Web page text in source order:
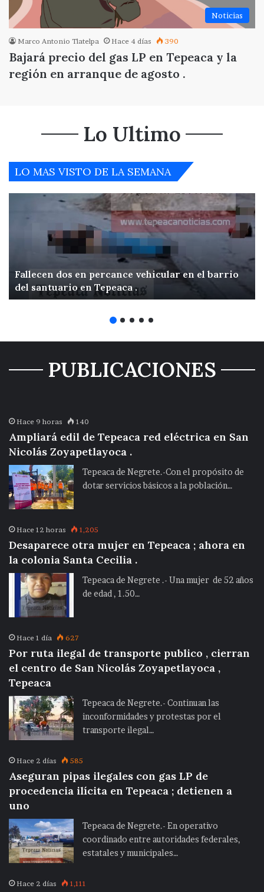
Noticias
Marco Antonio Tlatelpa Hace 4 días 390
Bajará precio del gas LP en Tepeaca y la
región en arranque de agosto .
Lo Ultimo
LO MAS VISTO DE LA SEMANA
Fallecen dos en percance vehicular en el barrio
del santuario en Tepeaca .
PUBLICACIONES
Hace 9 horas 140
Ampliará edil de Tepeaca red eléctrica en San
Nicolás Zoyapetlayoca .
Tepeaca de Negrete.-Con el propósito de
dotar servicios básicos a la población…
Hace 12 horas 1,205
Desaparece otra mujer en Tepeaca ; ahora en
la colonia Santa Cecilia .
Tepeaca de Negrete .- Una mujer de 52 años
de edad , 1.50…
Hace 1 día 627
Por ruta ilegal de transporte publico , cierran
el centro de San Nicolás Zoyapetlayoca ,
Tepeaca
Tepeaca de Negrete.- Continuan las
inconformidades y protestas por el
transporte ilegal…
Hace 2 días 585
Aseguran pipas ilegales con gas LP de
procedencia ilícita en Tepeaca ; detienen a
uno
Tepeaca de Negrete.- En operativo
coordinado entre autoridades federales,
estatales y municipales…
Hace 2 días 1,111